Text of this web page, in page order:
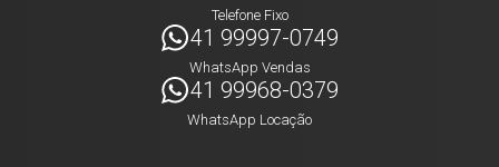
Telefone Fixo
41 99997-0749
WhatsApp Vendas
41 99968-0379
WhatsApp Locação